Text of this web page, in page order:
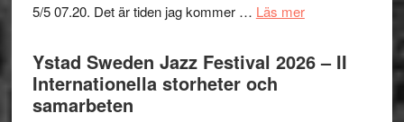
5/5 07.20. Det är tiden jag kommer … Läs merom
Håkan
Hellström
Ystad Sweden Jazz Festival 2026 – II
Internationella storheter och
samarbeten